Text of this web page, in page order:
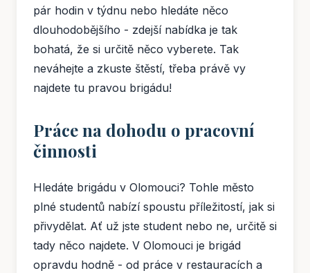
pár hodin v týdnu nebo hledáte něco
dlouhodobějšího - zdejší nabídka je tak
bohatá, že si určitě něco vyberete. Tak
neváhejte a zkuste štěstí, třeba právě vy
najdete tu pravou brigádu!
Práce na dohodu o pracovní
činnosti
Hledáte brigádu v Olomouci? Tohle město
plné studentů nabízí spoustu příležitostí, jak si
přivydělat. Ať už jste student nebo ne, určitě si
tady něco najdete. V Olomouci je brigád
opravdu hodně - od práce v restauracích a